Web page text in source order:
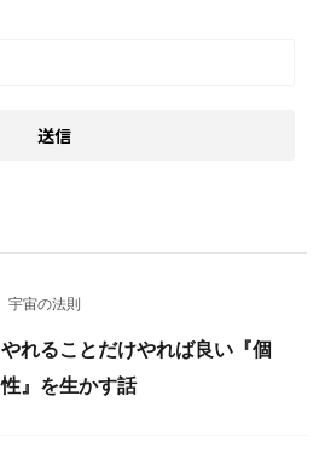
宇宙の法則
やれることだけやれば良い『個
性』を生かす話